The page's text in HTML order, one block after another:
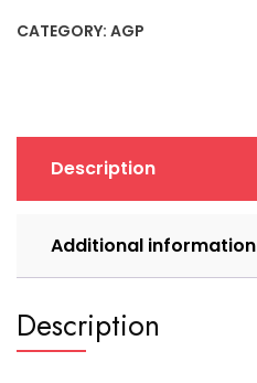
Grafikkarte
quantity
CATEGORY: AGP
Description
Additional information
Description